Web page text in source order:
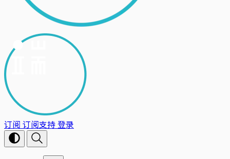
订阅 订阅支持登录